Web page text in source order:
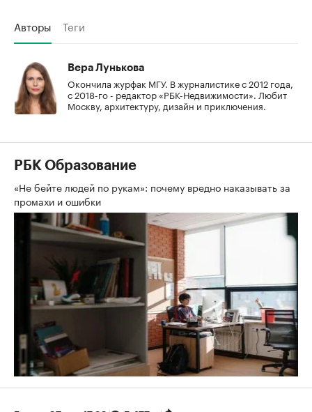
Авторы Теги
Вера Лунькова
Окончила журфак МГУ. В журналистике с 2012 года,
с 2018-го - редактор «РБК-Недвижимости». Любит
Москву, архитектуру, дизайн и приключения.
РБК Образование
«Не бейте людей по рукам»: почему вредно наказывать за
промахи и ошибки